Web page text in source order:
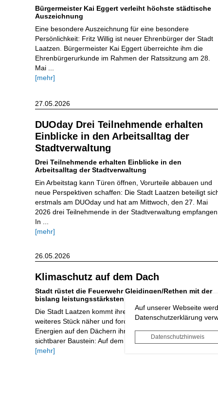
Auf unserer Webseite
Datenschutzerklärung
Datenschutzhinweis
Bürgermeister Kai Eggert verleiht höchste städtische
Auszeichnung
Eine besondere Auszeichnung für eine besondere
Persönlichkeit: Fritz Willig ist neuer Ehrenbürger der Stadt
Laatzen. Bürgermeister Kai Eggert überreichte ihm die
Ehrenbürgerurkunde im Rahmen der Ratssitzung am 28.
Mai ...
[mehr]
DUOday Drei Teilnehmende erhalten
Einblicke in den Arbeitsalltag der
Stadtverwaltung
Drei Teilnehmende erhalten Einblicke in den
Arbeitsalltag der Stadtverwaltung
Ein Arbeitstag kann Türen öffnen, Vorurteile abbauen und
neue Perspektiven schaffen: Die Stadt Laatzen beteiligt
erstmals am DUOday und hat am Mittwoch, den 27. Mai
2026 drei Teilnehmende in der Stadtverwaltung
In ...
[mehr]
27.05.2026
Klimaschutz auf dem Dach
Stadt rüstet die Feuerwehr Gleidingen/Rethen mit der
bislang leistungsstärksten städtischen PV-Anlage aus
Die Stadt Laatzen kommt ihren Klimaschutzzielen ein
weiteres Stück näher und forciert den Ausbau erneuerbarer
Energien auf den Dächern ihrer Gebäude. Ein weiterer
sichtbarer Baustein: Auf dem Dach des Feuerwehrhauses
[mehr]
26.05.2026